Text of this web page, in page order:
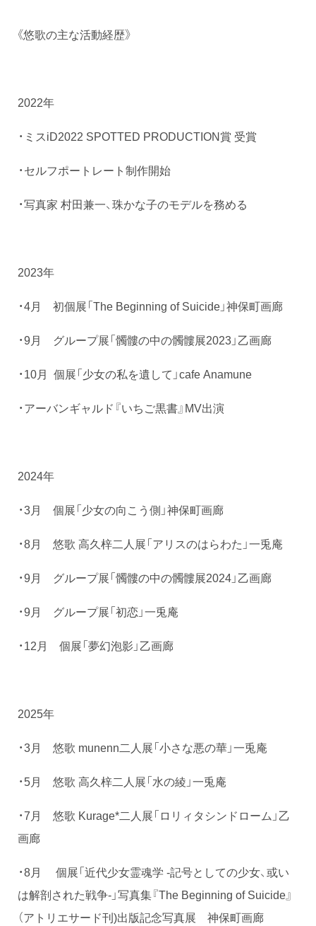
《悠歌の主な活動経歴》
2022年
・ミスiD2022 SPOTTED PRODUCTION賞 受賞
・セルフポートレート制作開始
・写真家 村田兼一、珠かな子のモデルを務める
2023年
・4月 初個展「The Beginning of Suicide」神保町画廊
・9月 グループ展「髑髏の中の髑髏展2023」乙画廊
・10月 個展「少女の私を遺して」cafe Anamune
・アーバンギャルド『いちご黒書』MV出演
2024年
・3月 個展「少女の向こう側」神保町画廊
・8月 悠歌 高久梓二人展「アリスのはらわた」一兎庵
・9月 グループ展「髑髏の中の髑髏展2024」乙画廊
・9月 グループ展「初恋」一兎庵
・12月 個展「夢幻泡影」乙画廊
2025年
・3月 悠歌 munenn二人展「小さな悪の華」一兎庵
・5月 悠歌 高久梓二人展「水の綾」一兎庵
・7月 悠歌 Kurage*二人展「ロリィタシンドローム」乙
画廊
・8月 個展「近代少女霊魂学 -記号としての少女、或い
は解剖された戦争-」写真集『The Beginning of Suicide』
（アトリエサード刊)出版記念写真展 神保町画廊